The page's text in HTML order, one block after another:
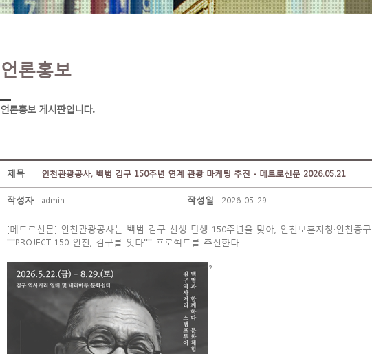
언론홍보
언론홍보 게시판입니다.
제목 인천관광공사, 백범 김구 150주년 연계 관광 마케팅 추진 - 메트로신문 2026.05.21
작성자 admin 작성일 2026-05-29
[메트로신문] 인천관광공사는 백범 김구 선생 탄생 150주년을 맞아, 인천보훈지청·인천중
''''PROJECT 150 인천, 김구를 잇다'''' 프로젝트를 추진한다.
?